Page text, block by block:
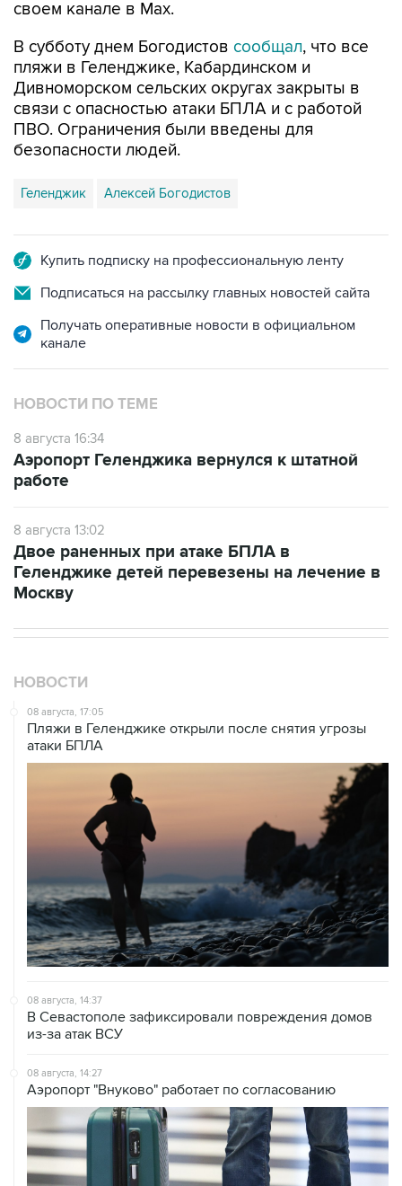
своем канале в Max.
В субботу днем Богодистов сообщал, что все
пляжи в Геленджике, Кабардинском и
Дивноморском сельских округах закрыты в
связи с опасностью атаки БПЛА и с работой
ПВО. Ограничения были введены для
безопасности людей.
Геленджик Алексей Богодистов
Купить подписку на профессиональную ленту
Подписаться на рассылку главных новостей сайта
Получать оперативные новости в официальном
канале
НОВОСТИ ПО ТЕМЕ
8 августа 16:34
Аэропорт Геленджика вернулся к штатной
работе
8 августа 13:02
Двое раненных при атаке БПЛА в
Геленджике детей перевезены на лечение в
Москву
НОВОСТИ
08 августа, 17:05
Пляжи в Геленджике открыли после снятия угрозы
атаки БПЛА
08 августа, 14:37
В Севастополе зафиксировали повреждения домов
из-за атак ВСУ
08 августа, 14:27
Аэропорт "Внуково" работает по согласованию